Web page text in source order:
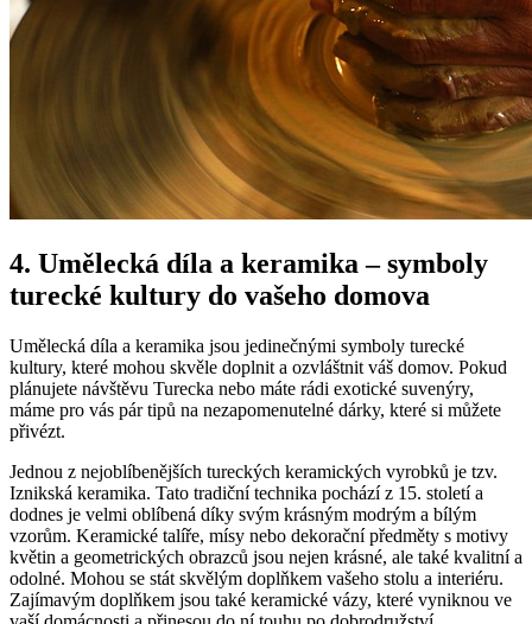
4. Umělecká díla a keramika – symboly
turecké ‍kultury ⁤do vašeho domova
Umělecká díla a keramika jsou jedinečnými symboly⁤ turecké
‍kultury, které mohou skvěle doplnit a‌ ozvláštnit⁤ váš ‍domov. Pokud​
plánujete návštěvu Turecka ‍nebo máte rádi exotické suvenýry,‍
máme pro vás pár tipů na nezapomenutelné⁣ dárky, které si ‌můžete
přivézt.
Jednou z nejoblíbenějších tureckých⁢ keramických vyrobků je tzv.
Iznikská keramika. Tato tradiční technika pochází z‍ 15. století a
dodnes je‌ velmi oblíbená díky svým krásným modrým a bílým
vzorům. Keramické talíře, mísy nebo dekorační předměty s motivy
květin ⁣a geometrických obrazců jsou nejen krásné, ‌ale také kvalitní⁣ a
odolné. Mohou ⁣se ‌stát skvělým doplňkem⁤ vašeho stolu a interiéru.
Zajímavým doplňkem jsou také keramické vázy, ‌které vyniknou ve